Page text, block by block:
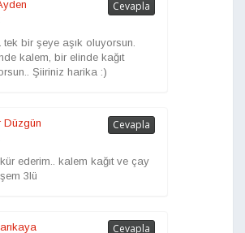
Cevapla
tek bir şeye aşık oluyorsun.
kalem, bir elinde kağıt
Şiiriniz harika :)
Düzgün
Cevapla
ederim.. kalem kağıt ve çay
3lü
Cevapla